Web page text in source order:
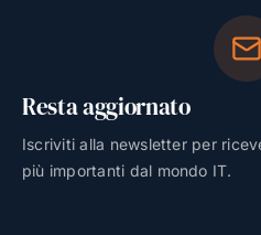
Resta aggiornato
Iscriviti alla newsletter per
più importanti dal mondo IT.